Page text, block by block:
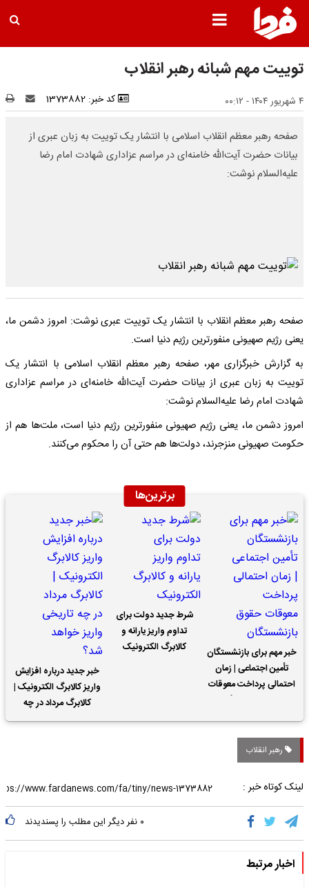
توییت مهم شبانه رهبر انقلاب
۴ شهریور ۱۴۰۴ - ۰۰:۱۲ کد خبر: 1373882
صفحه رهبر معظم انقلاب اسلامی با انتشار یک توییت به زبان عبری از
بیانات حضرت آیت‌الله خامنه‌ای در مراسم عزاداری شهادت امام رضا
علیه‌السلام نوشت:
صفحه رهبر معظم انقلاب با انتشار یک توییت عبری نوشت: امروز دشمن ما،
یعنی رژیم صهیونی منفورترین رژیم دنیا است.
به گزارش خبرگزاری مهر، صفحه رهبر معظم انقلاب اسلامی با انتشار یک
توییت به زبان عبری از بیانات حضرت آیت‌الله خامنه‌ای در مراسم عزاداری
شهادت امام رضا علیه‌السلام نوشت:
امروز دشمن ما، یعنی رژیم صهیونی منفورترین رژیم دنیا است، ملت‌ها هم از
حکومت صهیونی منزجرند، دولت‌ها هم حتی آن را محکوم می‌کنند.
برترین‌ها
خبر مهم برای بازنشستگان
تأمین اجتماعی | زمان
احتمالی پرداخت معوقات
شرط جدید دولت برای
تداوم واریز یارانه و
کالابرگ الکترونیک
خبر جدید درباره افزایش
واریز کالابرگ الکترونیک |
کالابرگ مرداد در چه
تاریخی واریز خواهد شد؟
رهبر انقلاب
لینک کوتاه خبر :
۰ نفر دیگر این مطلب را پسندیدند
اخبار مرتبط